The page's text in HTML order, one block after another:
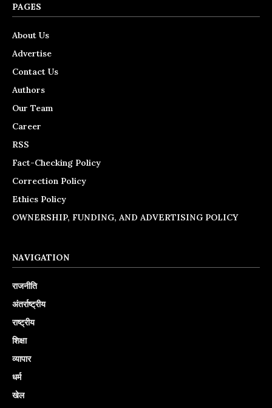
PAGES
About Us
Advertise
Contact Us
Authors
Our Team
Career
RSS
Fact-Checking Policy
Correction Policy
Ethics Policy
OWNERSHIP, FUNDING, AND ADVERTISING POLICY
NAVIGATION
राजनीति
अंतर्राष्ट्रीय
राष्ट्रीय
शिक्षा
व्यापार
धर्म
खेल